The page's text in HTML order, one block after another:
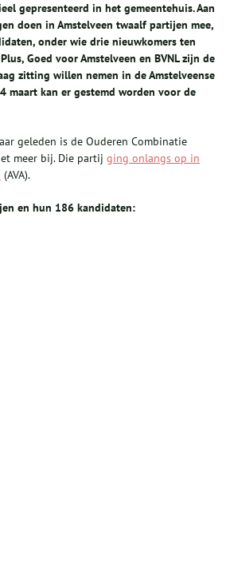
gepresenteerd in het gemeentehuis. Aan
doen in Amstelveen twaalf partijen mee,
onder wie drie nieuwkomers ten
Goed voor Amstelveen en BVNL zijn de
zitting willen nemen in de Amstelveense
maart kan er gestemd worden voor de
geleden is de Ouderen Combinatie
meer bij. Die partij ging onlangs op in
(AVA).
en hun 186 kandidaten: